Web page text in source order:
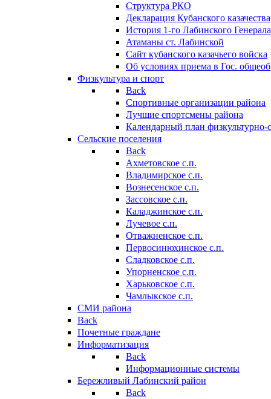
Структура РКО
Декларация Кубанского казачества
История 1-го Лабинского
Атаманы ст. Лабинской
Cайт кубанского казачьего войска
Об условиях приема в Гос.
Физкультура и спорт
Back
Спортивные организации района
Лучшие спортсмены района
Календарный план
Сельские поселения
Back
Ахметовское с.п.
Владимирское с.п.
Вознесенское с.п.
Зассовское с.п.
Каладжинское с.п.
Лучевое с.п.
Отважненское с.п.
Первосинюхинское с.п.
Сладковское с.п.
Упорненское с.п.
Харьковское с.п.
Чамлыкское с.п.
СМИ района
Back
Почетные граждане
Информатизация
Back
Информационные системы
Бережливый Лабинский район
Back